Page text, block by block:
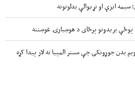
ایزې او نړیوالې بدلونونه
پوځې بریدونو پرځای د هوښیارۍ غوښتنه
بدن جوړونکی چې مستر المپیا ته لار پیدا کړه